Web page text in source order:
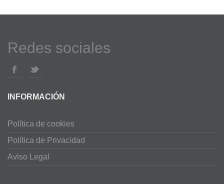
Redes sociales
INFORMACIÓN
Política de cookies
Política de Privacidad
Aviso Legal